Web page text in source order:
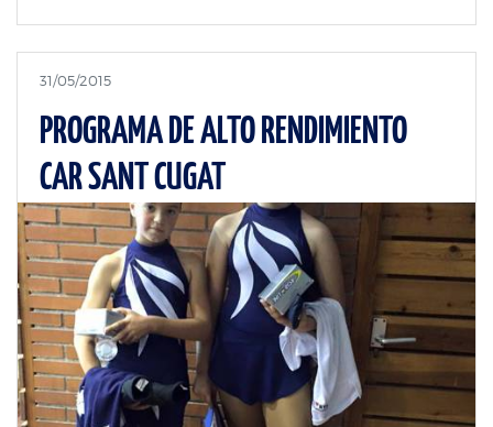
31/05/2015
PROGRAMA DE ALTO RENDIMIENTO
CAR SANT CUGAT